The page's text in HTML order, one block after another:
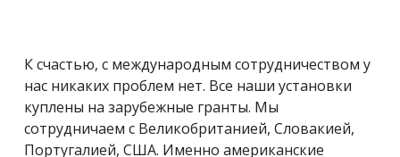
К счастью, с международным сотрудничеством у
нас никаких проблем нет. Все наши установки
куплены на зарубежные гранты. Мы
сотрудничаем с Великобританией, Словакией,
Португалией, США. Именно американские